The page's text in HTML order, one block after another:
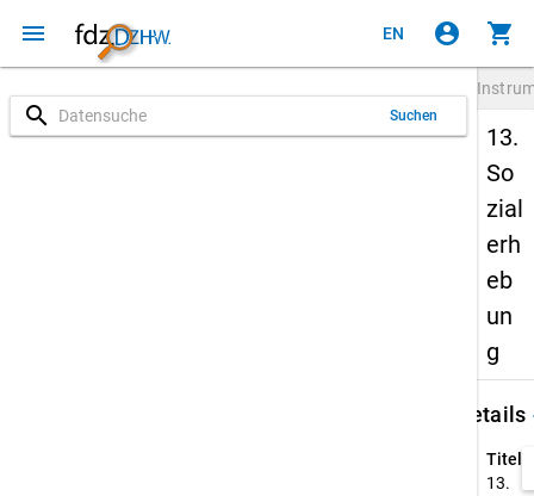
menu EN account_circle shopping_cart
search Suchen
13.
So
zial
erh
eb
un
g
Details
Titel:
13.